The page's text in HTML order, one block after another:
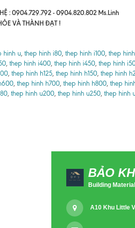
: 0904.729.792 - 0904.820.802 Ms.Linh
VÀ THÀNH ĐẠT !
hinh u, thep hinh i80, thep hinh i100, thep
, thep hinh i400, thep hinh i450, thep hinh
, thep hinh h125, thep hinh h150, thep hinh
, thep hinh h700, thep hinh h800, thep
, thep hinh u200, thep hinh u250, thep hinh
BẢO
Building
A10 Khu Little